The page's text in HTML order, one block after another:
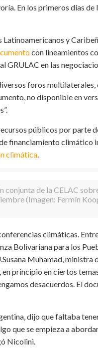
En los primeros días de
y
con lineamientos
GRULAC en las
foros
no disponible en
públicos por parte
financiamiento climático
climática.
de la CELAC
(Imagen: Fermín
climáticas.
Bolivariana para los
Muhamad, ministra
principio en ciertos
desacuerdos. El
dijo que faltaba
que se empieza a
Nicolini.